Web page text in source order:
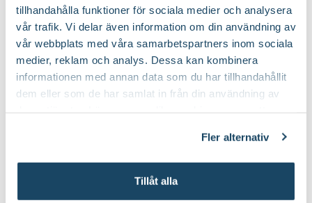
tillhandahålla funktioner för sociala medier och analysera
vår trafik. Vi delar även information om din användning av
vår webbplats med våra samarbetspartners inom sociala
medier, reklam och analys. Dessa kan kombinera
informationen med annan data som du har tillhandahållit
dem eller som de har samlat in från din användning av
Fler alternativ
Tillåt alla
Bredd 13 cm
Färg Transparent
Art nr 290819